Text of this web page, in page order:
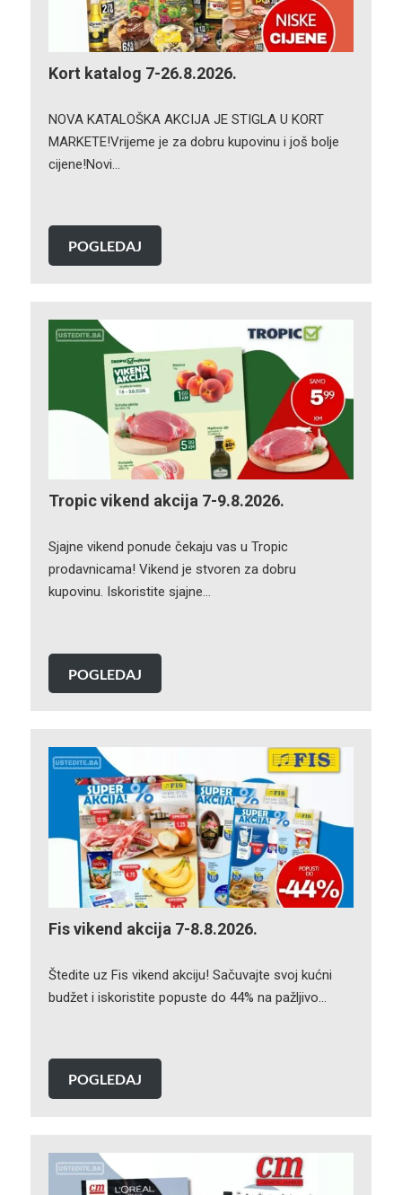
Kort katalog 7-26.8.2026.
NOVA KATALOŠKA AKCIJA JE STIGLA U KORT
MARKETE!Vrijeme je za dobru kupovinu i još bolje
cijene!Novi…
POGLEDAJ
Tropic vikend akcija 7-9.8.2026.
Sjajne vikend ponude čekaju vas u Tropic
prodavnicama! Vikend je stvoren za dobru
kupovinu. Iskoristite sjajne…
POGLEDAJ
Fis vikend akcija 7-8.8.2026.
Štedite uz Fis vikend akciju! Sačuvajte svoj kućni
budžet i iskoristite popuste do 44% na pažljivo…
POGLEDAJ